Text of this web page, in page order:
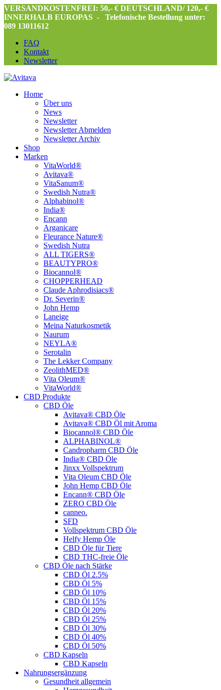
VERSANDKOSTENFREI: 50,- € DEUTSCHLAND/ 120,- €
INNERHALB EUROPAS -
Telefonische Bestellung unter:
089 13011612
FAQ
Kontakt
Newsletter
Home
Über uns
News
Newsletter
Newsletter Abmelden
Newsletter Archiv
Shop
Marken
VitaWorld®
Avitava®
VitaSanum®
Swedish Nutra®
Alphabinol®
India®
Encann
Arganicare
Fleurance Nature®
Swedish Nutra
ALL TIGERS®
BEAUTYPRO®
Biocannol®
CHOPPERHEAD
Claude Aphrodisiacs®
Dr. Severin®
John Hemp
Laneige
Meina Naturkosmetik
Naurum
NEYLA®
Serotalin
The Lekker Company
ZeolithMED®
Vita Oleum®
VitaWorld®
CBD Produkte
CBD Öle
Avitava® CBD Öle
Avitava® CBD Öl mit Aroma
Biocannol® CBD Öle
ALPHABINOL®
Candropharm CBD Öle
India® CBD Öle
Jinxx Vollspektrum
Vita Oleum CBD Öle
John Hemp CBD Öle
Encann® CBD Öle
ZERO CBD Öle
canneo.
SFD
Vollspektrum CBD Öle
Helfy Hemp Öle
CBD Öle für Tiere
CBD THC-freie Öle
CBD Öle nach Stärke
CBD Öl 2.5%
CBD Öl 5%
CBD Öl 10%
CBD Öl 15%
CBD Öl 20%
CBD Öl 25%
CBD Öl 30%
CBD Öl 40%
CBD Öl 50%
CBD Kapseln
CBD Kapseln
Nahrungsergänzung
Gesundheit allgemein